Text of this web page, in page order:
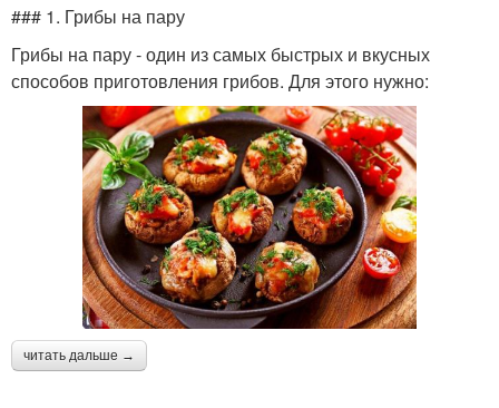
### 1. Грибы на пару
Грибы на пару - один из самых быстрых и вкусных
способов приготовления грибов. Для этого нужно:
читать дальше →